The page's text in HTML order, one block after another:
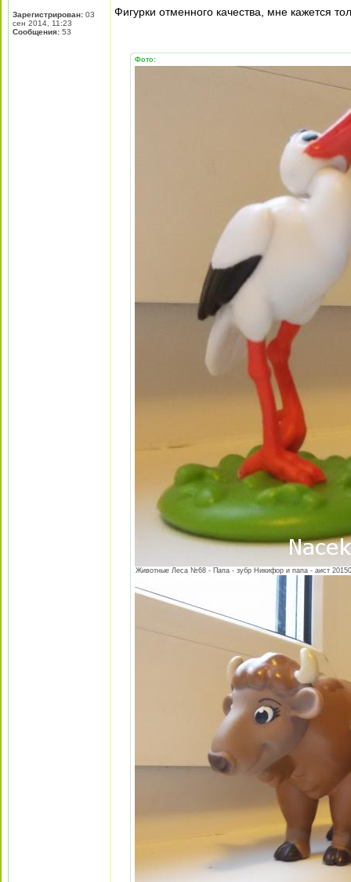
Зарегистрирован: 03
сен 2014, 11:23
Сообщения: 53
Фигурки отменного качества, мне кажется
Фото:
Животные Леса №68 - Папа - зубр Никифор и папа - аист